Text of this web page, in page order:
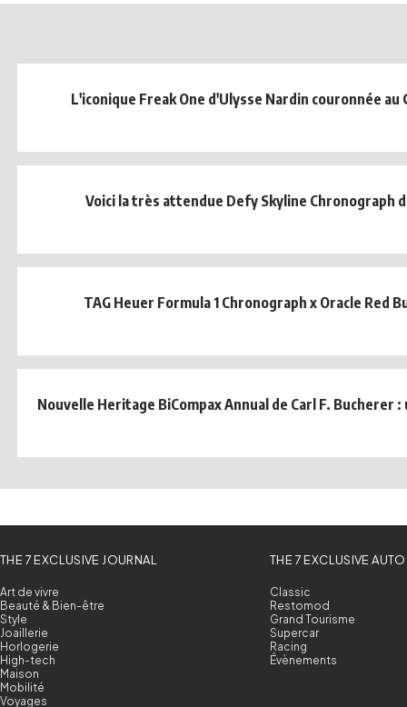
L'iconique Freak One d'Ulysse Nardin couronnée au
Voici la très attendue Defy Skyline Chronograph
TAG Heuer Formula 1 Chronograph x Oracle Red
Nouvelle Heritage BiCompax Annual de Carl F. Bucherer
THE 7 EXCLUSIVE JOURNAL
Art de vivre
Beauté & Bien-être
Style
Joaillerie
Horlogerie
High-tech
Maison
Mobilité
Voyages
THE 7 EXCLUSIVE AUTO
Classic
Restomod
Grand Tourisme
Supercar
Racing
Évènements